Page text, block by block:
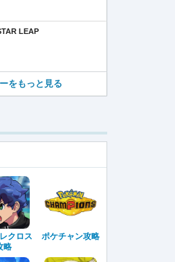
LEAP
をもっと見る
クロス
略
ポケチャン攻略